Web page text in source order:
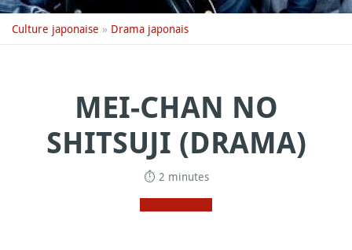
Culture japonaise » Drama japonais
MEI-CHAN NO
SHITSUJI (DRAMA)
⏱ 2 minutes